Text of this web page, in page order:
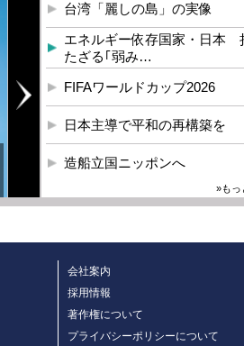
台湾「麗しの島」の実像
エネルギー依存国家・日本
たざる｢弱み…
FIFAワールドカップ2026
日本主導で平和の再構築を
造船立国ニッポンへ
»もっ
会社案内
採用情報
著作権について
プライバシーポリシーについて